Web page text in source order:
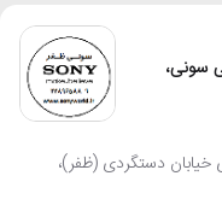
سونی،
روبروی خیابان دستگردی (ظفر)،